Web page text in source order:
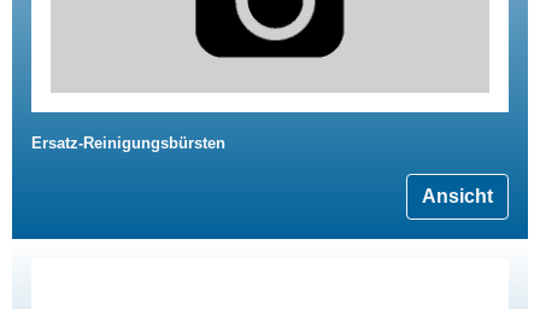
Ersatz-Reinigungsbürsten
Ansicht